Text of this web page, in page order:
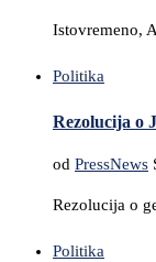
Istovremeno,
Politika
Rezolucija o
od PressNews
Rezolucija o
Politika